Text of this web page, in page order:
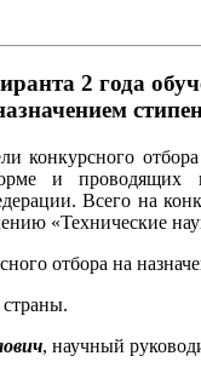
2 года
конкурсного
и проводящих
Всего на
«Технические
отбора на
, научный